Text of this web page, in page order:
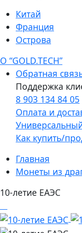
Китай
Франция
Острова
О “GOLD.TECH”
Обратная
Поддержка
8 903 134 84 05
Оплата и
Как купить/
Главная
Монеты из
10-летие ЕАЭС